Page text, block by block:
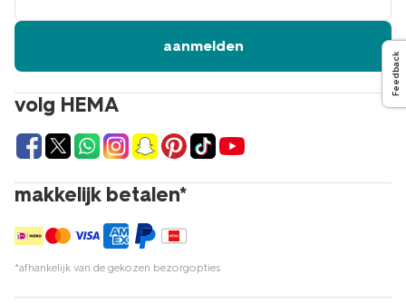
volg HEMA
makkelijk betalen*
*afhankelijk van de gekozen bezorgopties
aanmelden
Feedback